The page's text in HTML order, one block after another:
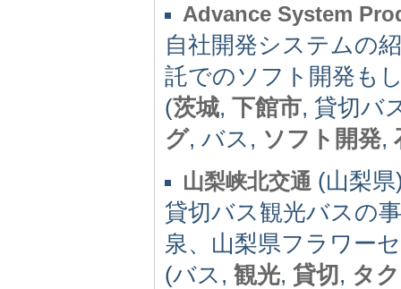
Advance System
自社開発システムの
託でのソフト開発も
(茨城, 下館市, 貸切バ
グ, バス, ソフト開発,
山梨峡北交通 (山梨
貸切バス観光バスの
泉、山梨県フラワー
(バス, 観光, 貸切 , タ